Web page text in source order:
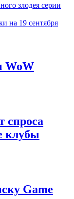
злодея серии
на 19 сентября
WoW
спроса
клубы
Game